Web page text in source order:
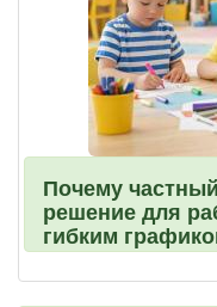
Почему
решение для
гибким